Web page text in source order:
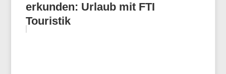
erkunden: Urlaub mit FTI
Touristik